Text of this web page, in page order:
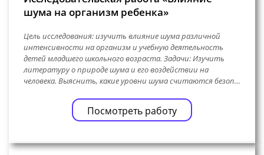
шума на организм ребенка»
Цель исследования: изучить влияние шума различной
интенсивности на организм и учебную деятельность
детей младшего школьного возраста. Задачи: Изучить
литературу о природе шума и его воздействии на
человека. Выяснить, какие уровни шума считаются безоп…
Посмотреть работу